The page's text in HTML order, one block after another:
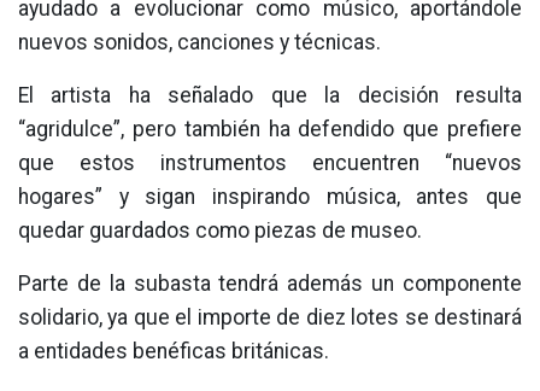
ayudado a evolucionar como músico, aportándole
nuevos sonidos, canciones y técnicas.
El artista ha señalado que la decisión resulta
“agridulce”, pero también ha defendido que prefiere
que estos instrumentos encuentren “nuevos
hogares” y sigan inspirando música, antes que
quedar guardados como piezas de museo.
Parte de la subasta tendrá además un componente
solidario, ya que el importe de diez lotes se destinará
a entidades benéficas británicas.